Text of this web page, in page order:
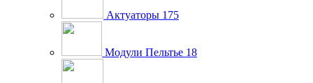
Актуаторы 175
Модули Пельтье 18